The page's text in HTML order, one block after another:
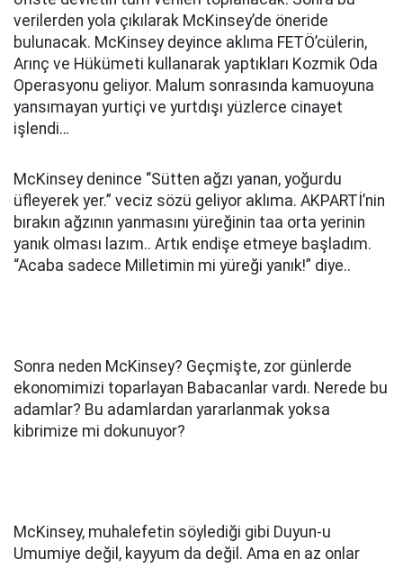
verilerden yola çıkılarak McKinsey’de öneride
bulunacak. McKinsey deyince aklıma FETÖ’cülerin,
Arınç ve Hükümeti kullanarak yaptıkları Kozmik Oda
Operasyonu geliyor. Malum sonrasında kamuoyuna
yansımayan yurtiçi ve yurtdışı yüzlerce cinayet
işlendi…
McKinsey denince “Sütten ağzı yanan, yoğurdu
üfleyerek yer.” veciz sözü geliyor aklıma. AKPARTİ’nin
bırakın ağzının yanmasını yüreğinin taa orta yerinin
yanık olması lazım.. Artık endişe etmeye başladım.
“Acaba sadece Milletimin mi yüreği yanık!” diye..
Sonra neden McKinsey? Geçmişte, zor günlerde
ekonomimizi toparlayan Babacanlar vardı. Nerede bu
adamlar? Bu adamlardan yararlanmak yoksa
kibrimize mi dokunuyor?
McKinsey, muhalefetin söylediği gibi Duyun-u
Umumiye değil, kayyum da değil. Ama en az onlar